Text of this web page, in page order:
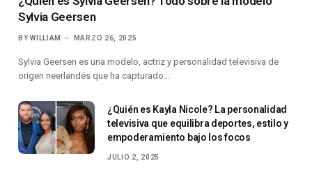
Sylvia Geersen
BY WILLIAM MARZO 26, 2025
Sylvia Geersen es una modelo, actriz y personalidad televisiva de
origen neerlandés que ha capturado…
¿Quién es Kayla Nicole? La personalidad
televisiva que equilibra deportes, estilo y
empoderamiento bajo los focos
JULIO 2, 2025